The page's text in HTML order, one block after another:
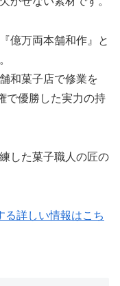
億万両本舗和作』と
和菓子店で修業を
で優勝した実力の持
した菓子職人の匠の
る詳しい情報はこち